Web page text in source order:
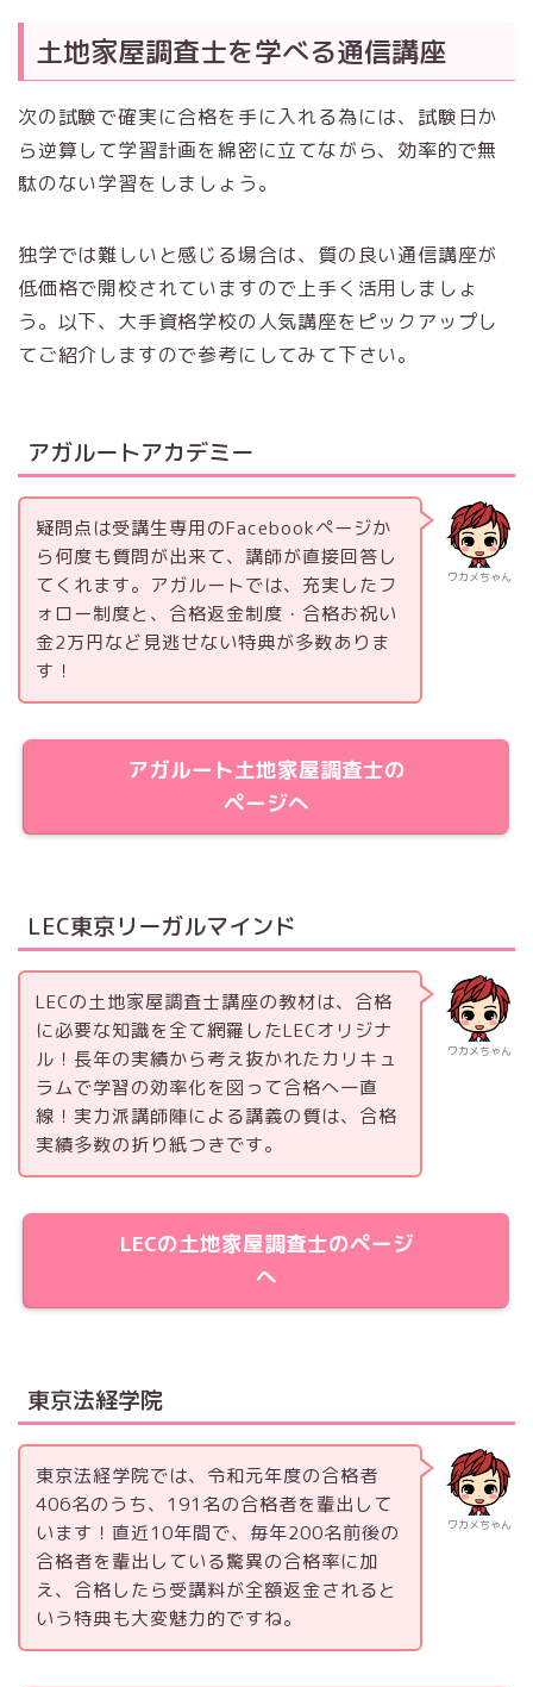
土地家屋調査士を学べる通信講座
次の試験で確実に合格を手に入れる為には、試験日か
ら逆算して学習計画を綿密に立てながら、効率的で無
駄のない学習をしましょう。
独学では難しいと感じる場合は、質の良い通信講座が
低価格で開校されていますので上手く活用しましょ
う。以下、大手資格学校の人気講座をピックアップし
てご紹介しますので参考にしてみて下さい。
アガルートアカデミー
ワカメちゃん
疑問点は受講生専用のFacebookページか
ら何度も質問が出来て、講師が直接回答し
てくれます。アガルートでは、充実したフ
ォロー制度と、合格返金制度・合格お祝い
金2万円など見逃せない特典が多数ありま
す！
アガルート土地家屋調査士の
ページへ
LEC東京リーガルマインド
ワカメちゃん
LECの土地家屋調査士講座の教材は、合格
に必要な知識を全て網羅したLECオリジナ
ル！長年の実績から考え抜かれたカリキュ
ラムで学習の効率化を図って合格へ一直
線！実力派講師陣による講義の質は、合格
実績多数の折り紙つきです。
LECの土地家屋調査士のページ
へ
東京法経学院
ワカメちゃん
東京法経学院では、令和元年度の合格者
406名のうち、191名の合格者を輩出して
います！直近10年間で、毎年200名前後の
合格者を輩出している驚異の合格率に加
え、合格したら受講料が全額返金されると
いう特典も大変魅力的ですね。